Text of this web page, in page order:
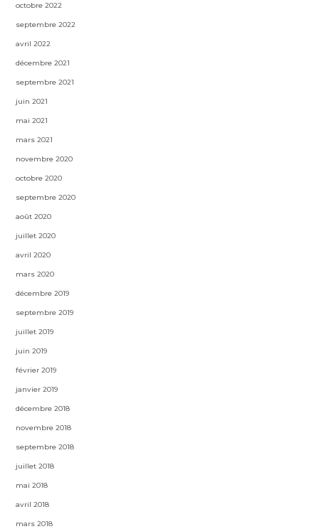
octobre 2022
septembre 2022
avril 2022
décembre 2021
septembre 2021
juin 2021
mai 2021
mars 2021
novembre 2020
octobre 2020
septembre 2020
août 2020
juillet 2020
avril 2020
mars 2020
décembre 2019
septembre 2019
juillet 2019
juin 2019
février 2019
janvier 2019
décembre 2018
novembre 2018
septembre 2018
juillet 2018
mai 2018
avril 2018
mars 2018